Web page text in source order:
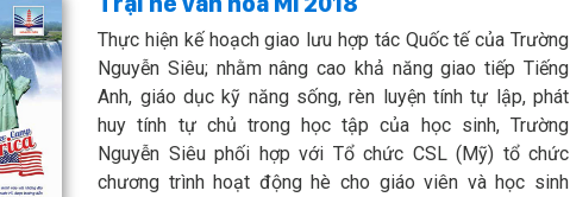
Thực hiện kế hoạch giao lưu hợp tác Quốc tế của Trường
Nguyễn Siêu; nhằm nâng cao khả năng giao tiếp Tiếng
Anh, giáo dục kỹ năng sống, rèn luyện tính tự lập, phát
huy tính tự chủ trong học tập của học sinh, Trường
Nguyễn Siêu phối hợp với Tổ chức CSL (Mỹ) tổ chức
chương trình hoạt động hè cho giáo viên và học sinh